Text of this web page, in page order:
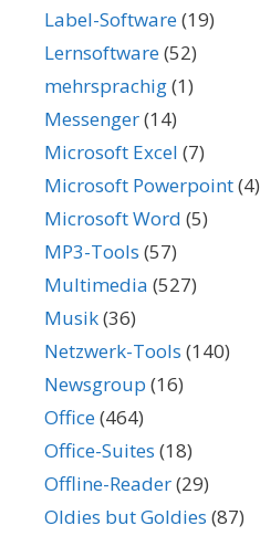
Label-Software(19)
Lernsoftware(52)
mehrsprachig(1)
Messenger(14)
Microsoft Excel (7)
Microsoft Powerpoint(4)
Microsoft Word (5)
MP3-Tools (57)
Multimedia (527)
Musik(36)
Netzwerk-Tools (140)
Newsgroup (16)
Office(464)
Office-Suites (18)
Offline-Reader(29)
Oldies but Goldies (87)